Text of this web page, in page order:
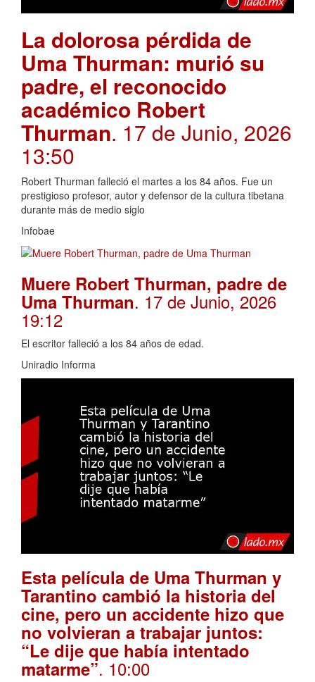
La dolorosa pérdida de
Uma Thurman: murió su
padre, el reconocido
académico Robert
Thurman. 17 de Junio, 2026
13:50
Robert Thurman falleció el martes a los 84 años. Fue un
prestigioso profesor, autor y defensor de la cultura tibetana
durante más de medio siglo
Infobae
Muere Robert Thurman, padre de
Uma Thurman. 17 de Junio, 2026
19:12
El escritor falleció a los 84 años de edad.
Uniradio Informa
Esta película de Uma Thurman y
Tarantino cambió la historia del
cine, pero un accidente hizo que
no volvieran a trabajar juntos:
“Le dije que había intentado
matarme”. 10:00